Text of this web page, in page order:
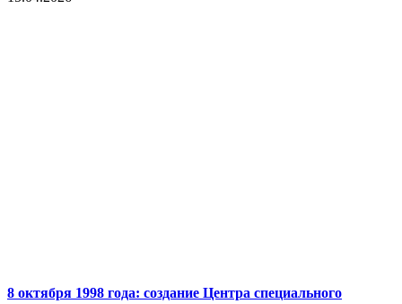
8 октября 1998 года: создание Центра специального